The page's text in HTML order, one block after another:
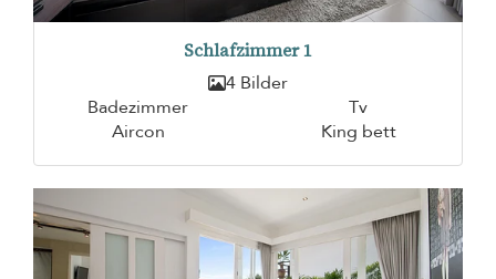
Schlafzimmer 1
4 Bilder
Badezimmer
Tv
Aircon
King bett